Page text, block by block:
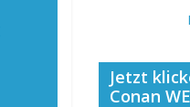
Jetzt
Conan